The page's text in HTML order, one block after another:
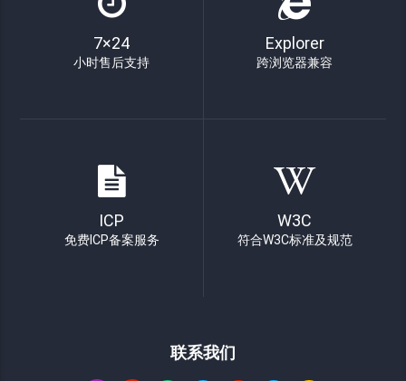
7×24
小时售后支持
Explorer
跨浏览器兼容
ICP
免费ICP备案服务
W3C
符合W3C标准及规范
联系我们